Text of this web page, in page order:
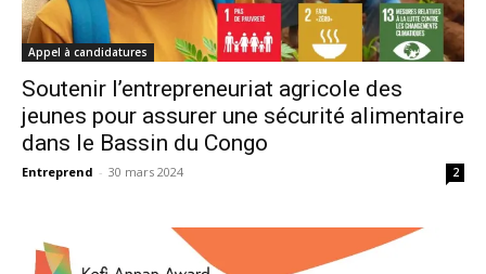
Appel à candidatures
Soutenir l’entrepreneuriat agricole des
jeunes pour assurer une sécurité alimentaire
dans le Bassin du Congo
Entreprend - 30 mars 2024 2